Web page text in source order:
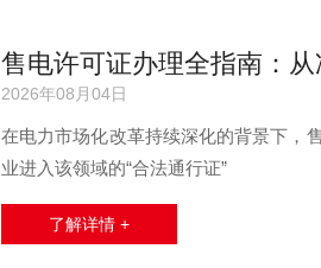
售电许可证办理全指南：
2026年08月04日
在电力市场化改革持续深化的背景下，
业进入该领域的“合法通行证”
了解详情 +